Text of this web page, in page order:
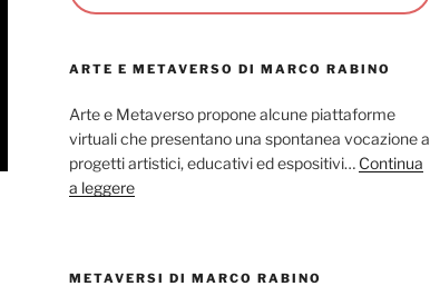
ARTE E METAVERSO DI MARCO RABINO
Arte e Metaverso propone alcune piattaforme
virtuali che presentano una spontanea vocazione a
progetti artistici, educativi ed espositivi… Continua
a leggere
METAVERSI DI MARCO RABINO